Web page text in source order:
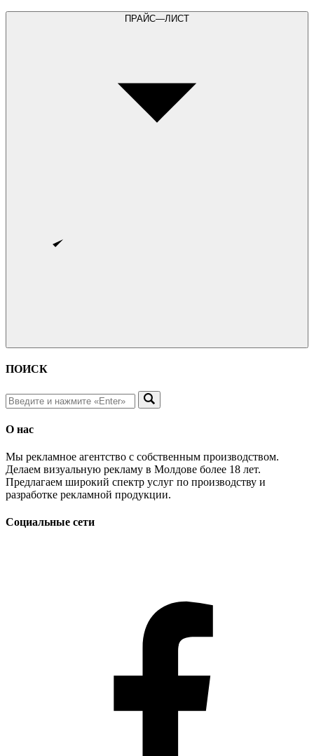
ПРАЙС—ЛИСТ
ПОИСК
О нас
Мы рекламное агентство с собственным производством.
Делаем визуальную рекламу в Молдове более 18 лет.
Предлагаем широкий спектр услуг по производству и
разработке рекламной продукции.
Социальные сети